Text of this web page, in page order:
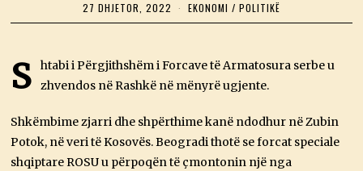
27 DHJETOR, 2022
7
E
T
,
2
0
2
EKONOMI / POLITIKË
S
htabi i Përgjithshëm i Forcave të Armatosura serbe u
zhvendos në Rashkë në mënyrë ugjente.
Shkëmbime zjarri dhe shpërthime kanë ndodhur në Zubin
Potok, në veri të Kosovës. Beogradi thotë se forcat speciale
shqiptare ROSU u përpoqën të çmontonin një nga